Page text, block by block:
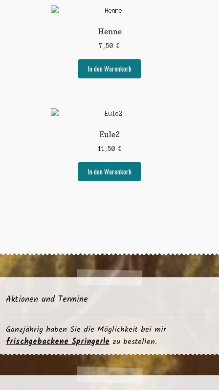
Henne
7,50 €
In den Warenkorb
Eule2
11,50 €
In den Warenkorb
Aktionen und Termine
Ganzjährig haben Sie die Möglichkeit bei mir
frischgebackene Springerlezu bestellen.